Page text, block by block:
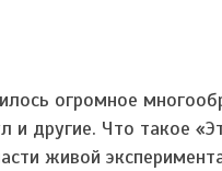
огромное
другие. Что такое
живой